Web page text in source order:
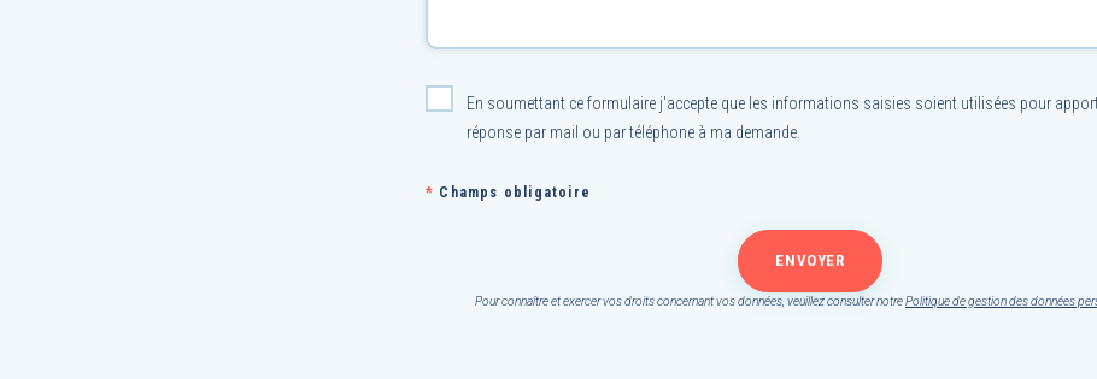
En soumettant ce formulaire j'accepte que les informations saisies soient utilisées pour
réponse par mail ou par téléphone à ma demande.
* Champs obligatoire
Pour connaître et exercer vos droits concernant vos données, veuillez consulter notrePolitique de gestion des données